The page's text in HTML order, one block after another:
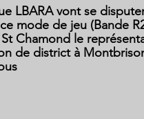
LBARA vont se
mode de jeu (Bande
Chamond le
de district à